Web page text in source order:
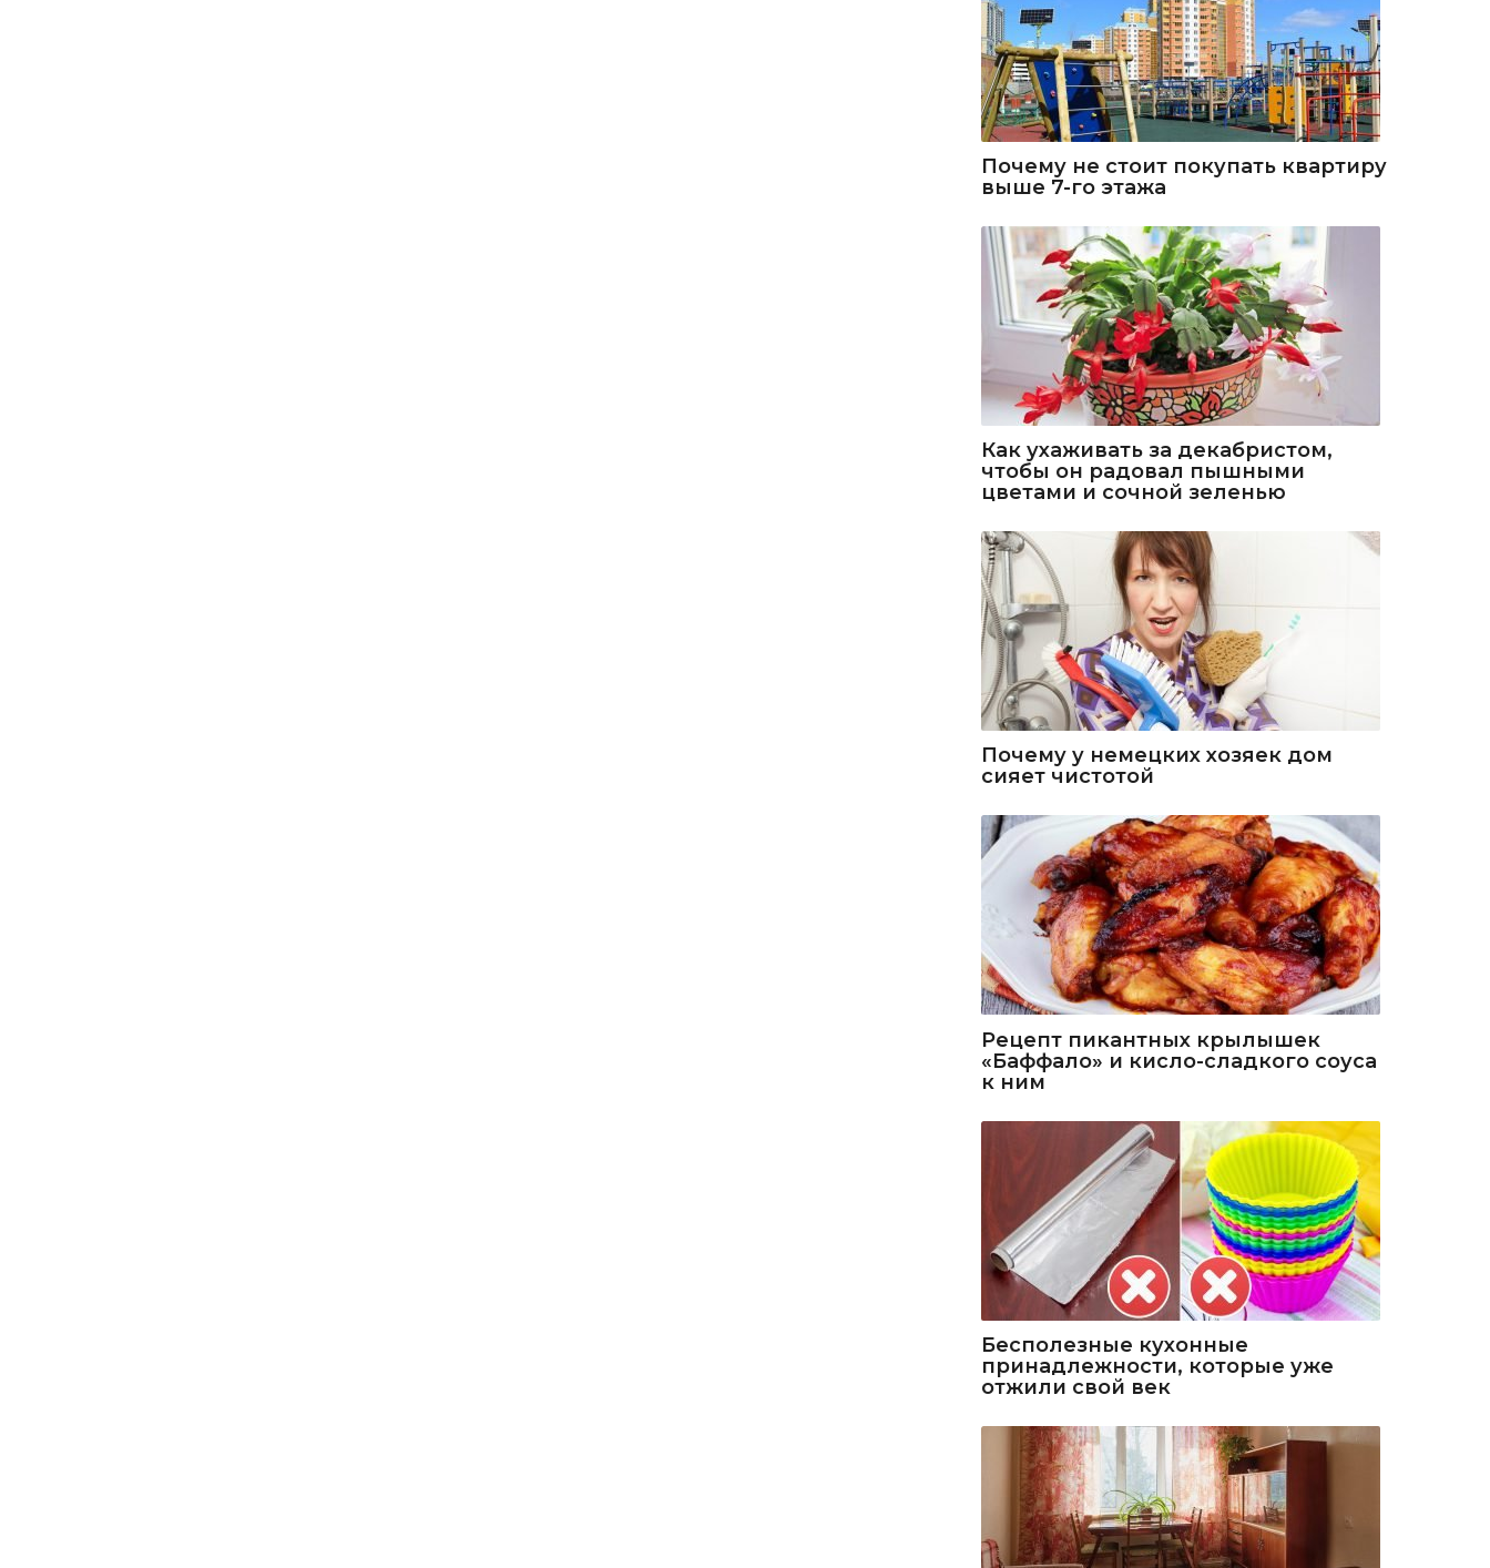
Почему не стоит покупать квартиру
выше 7-го этажа
Как ухаживать за декабристом,
чтобы он радовал пышными
цветами и сочной зеленью
Почему у немецких хозяек дом
сияет чистотой
Рецепт пикантных крылышек
«Баффало» и кисло-сладкого соуса
к ним
Бесполезные кухонные
принадлежности, которые уже
отжили свой век